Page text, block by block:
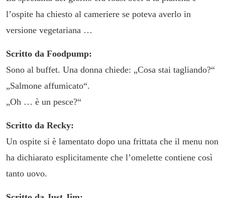
l’ospite ha chiesto al cameriere se poteva averlo in
versione vegetariana …
Scritto da Foodpump:
Sono al buffet. Una donna chiede: „Cosa stai tagliando?“
„Salmone affumicato“.
„Oh … è un pesce?“
Scritto da Recky:
Un ospite si è lamentato dopo una frittata che il menu non
ha dichiarato esplicitamente che l’omelette contiene così
tanto uovo.